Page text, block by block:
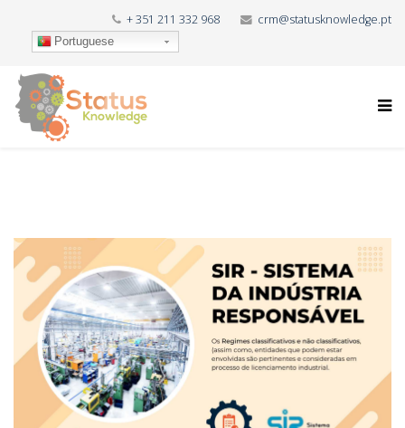
+ 351 211 332 968 crm@statusknowledge.pt
Portuguese